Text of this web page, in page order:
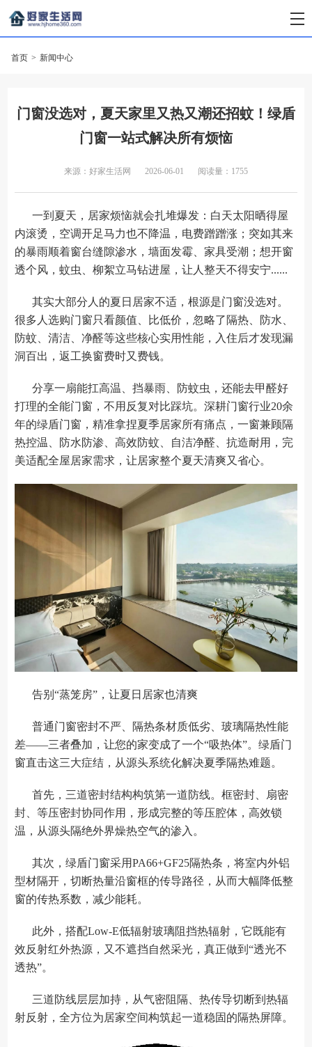
首页 > 新闻中心
门窗没选对，夏天家里又热又潮还招蚊！绿盾
门窗一站式解决所有烦恼
来源：好家生活网 2026-06-01 阅读量：1755
一到夏天，居家烦恼就会扎堆爆发：白天太阳晒得屋
内滚烫，空调开足马力也不降温，电费蹭蹭涨；突如其来
的暴雨顺着窗台缝隙渗水，墙面发霉、家具受潮；想开窗
透个风，蚊虫、柳絮立马钻进屋，让人整天不得安宁......
其实大部分人的夏日居家不适，根源是门窗没选对。
很多人选购门窗只看颜值、比低价，忽略了隔热、防水、
防蚊、清洁、净醛等这些核心实用性能，入住后才发现漏
洞百出，返工换窗费时又费钱。
分享一扇能扛高温、挡暴雨、防蚊虫，还能去甲醛好
打理的全能门窗，不用反复对比踩坑。深耕门窗行业20余
年的绿盾门窗，精准拿捏夏季居家所有痛点，一窗兼顾隔
热控温、防水防渗、高效防蚊、自洁净醛、抗造耐用，完
美适配全屋居家需求，让居家整个夏天清爽又省心。
告别“蒸笼房”，让夏日居家也清爽
普通门窗密封不严、隔热条材质低劣、玻璃隔热性能
差——三者叠加，让您的家变成了一个“吸热体”。绿盾门
窗直击这三大症结，从源头系统化解决夏季隔热难题。
首先，三道密封结构构筑第一道防线。框密封、扇密
封、等压密封协同作用，形成完整的等压腔体，高效锁
温，从源头隔绝外界燥热空气的渗入。
其次，绿盾门窗采用PA66+GF25隔热条，将室内外铝
型材隔开，切断热量沿窗框的传导路径，从而大幅降低整
窗的传热系数，减少能耗。
此外，搭配Low-E低辐射玻璃阻挡热辐射，它既能有
效反射红外热源，又不遮挡自然采光，真正做到“透光不
透热”。
三道防线层层加持，从气密阻隔、热传导切断到热辐
射反射，全方位为居家空间构筑起一道稳固的隔热屏障。